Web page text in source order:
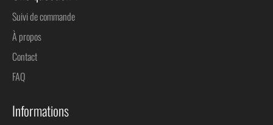
Suivi de commande
À propos
Contact
FAQ
Informations